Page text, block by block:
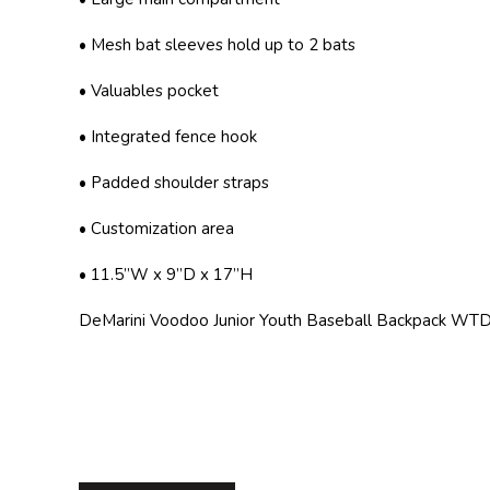
• Mesh bat sleeves hold up to 2 bats
• Valuables pocket
• Integrated fence hook
• Padded shoulder straps
• Customization area
• 11.5”W x 9”D x 17”H
DeMarini Voodoo Junior Youth Baseball Backpack